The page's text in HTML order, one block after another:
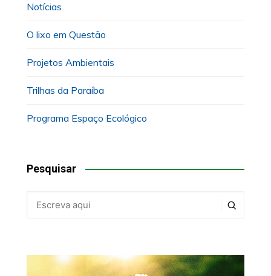
Notícias
O lixo em Questão
Projetos Ambientais
Trilhas da Paraíba
Programa Espaço Ecológico
Pesquisar